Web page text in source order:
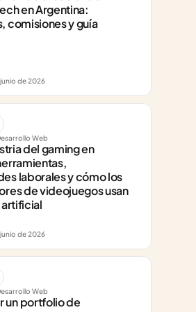
en Argentina:
comisiones y guía
de 2026
Web
del gaming en
laborales y cómo los
de videojuegos usan
de 2026
Web
un portfolio de